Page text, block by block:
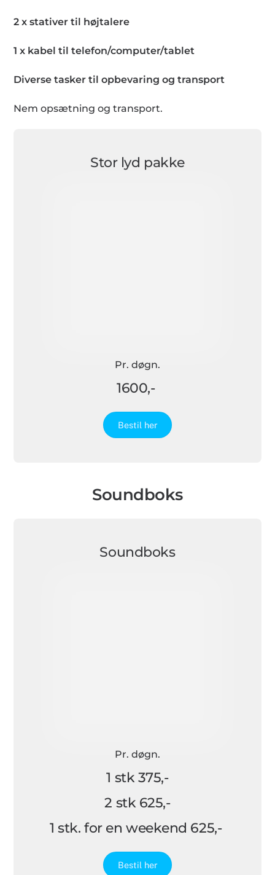
2 x stativer til højtalere
1 x kabel til telefon/computer/tablet
Diverse tasker til opbevaring og transport
Nem opsætning og transport.
Stor lyd pakke
Pr. døgn.
1600,-
Bestil her
Soundboks
Soundboks
Pr. døgn.
1 stk 375,-
2 stk 625,-
1 stk. for en weekend 625,-
Bestil her